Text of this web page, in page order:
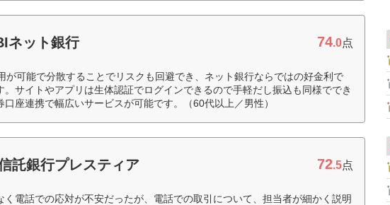
ネット銀行 74.0点
が可能で分散することでリスクも回避でき、ネット銀行ならではの好金利で
。サイトやアプリは生体認証でログインできるので手軽だし振込も同様ででき
口座連携で幅広いサービスが可能です。（60代以上／男性）
託銀行プレスティア 72.5点
く電話での応対が不安だったが、電話での取引について、担当者が細かく説明